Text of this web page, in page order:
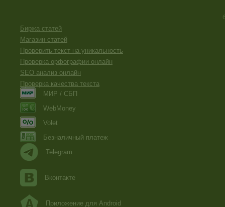
Биржа статей
Магазин статей
Проверить текст на уникальность
Проверка орфографии онлайн
SEO анализ онлайн
Проверка качества текста
МИР / СБП
WebMoney
Volet
Безналичный платеж
Telegram
Вконтакте
Приложение для Android